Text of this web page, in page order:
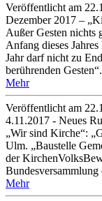
Veröffentlicht am
Dezember 2017 –
Außer Gesten nichts
Anfang dieses
Jahr darf nicht zu
berührenden
Mehr
Veröffentlicht am
4.11.2017 - Neues
„Wir sind Kirche“:
Ulm. „Baustelle
der
Mehr